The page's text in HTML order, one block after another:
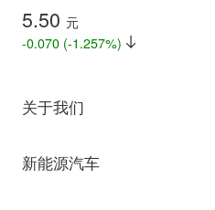
5.50 元
-0.070 (-1.257%)
关于我们
新能源汽车